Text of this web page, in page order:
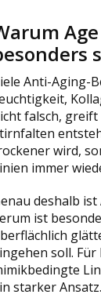
Anti-Aging-
falsch,
wird,
immer
deshalb
ist
soll.
starker Ansatz.